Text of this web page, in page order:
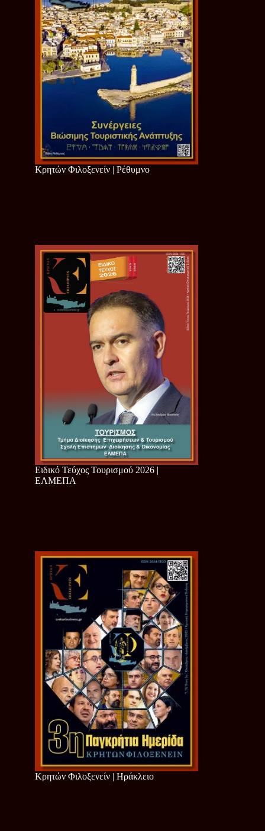
Κρητών Φιλοξενείν | Ρέθυμνο
Ειδικό Τεύχος Τουρισμού 2026 |
ΕΛΜΕΠΑ
Κρητών Φιλοξενείν | Ηράκλειο